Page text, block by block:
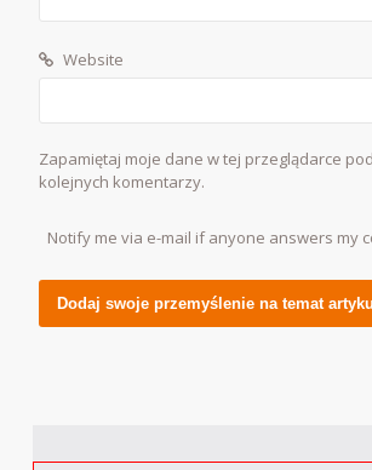
Website
Zapamiętaj moje dane w tej przeglądarce
kolejnych komentarzy.
Notify me via e-mail if anyone answers my